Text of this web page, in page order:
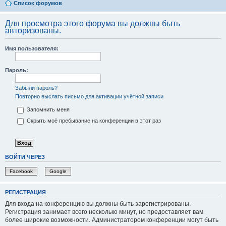
Список форумов
Для просмотра этого форума вы должны быть
авторизованы.
Имя пользователя:
Пароль:
Забыли пароль?
Повторно выслать письмо для активации учётной записи
Запомнить меня
Скрыть моё пребывание на конференции в этот раз
ВОЙТИ ЧЕРЕЗ
Facebook Google
РЕГИСТРАЦИЯ
Для входа на конференцию вы должны быть зарегистрированы.
Регистрация занимает всего несколько минут, но предоставляет вам
более широкие возможности. Администратором конференции могут быть